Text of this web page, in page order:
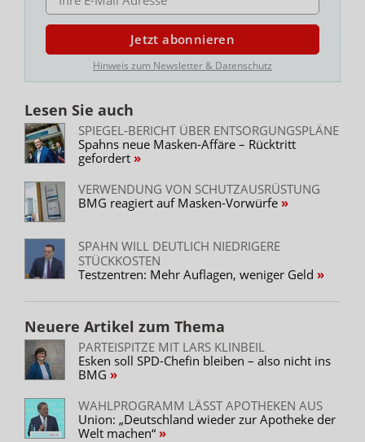
Jetzt abonnieren
Hinweis zum Newsletter & Datenschutz
Lesen Sie auch
SPIEGEL-BERICHT ÜBER ENTSORGUNGSPLÄNE
Spahns neue Masken-Affäre – Rücktritt
gefordert
VERWENDUNG VON SCHUTZAUSRÜSTUNG
BMG reagiert auf Masken-Vorwürfe
SPAHN WILL DEUTLICH NIEDRIGERE
STÜCKKOSTEN
Testzentren: Mehr Auflagen, weniger Geld
Neuere Artikel zum Thema
PARTEISPITZE MIT LARS KLINBEIL
Esken soll SPD-Chefin bleiben – also nicht ins
BMG
WAHLPROGRAMM LÄSST APOTHEKEN AUS
Union: „Deutschland wieder zur Apotheke der
Welt machen“